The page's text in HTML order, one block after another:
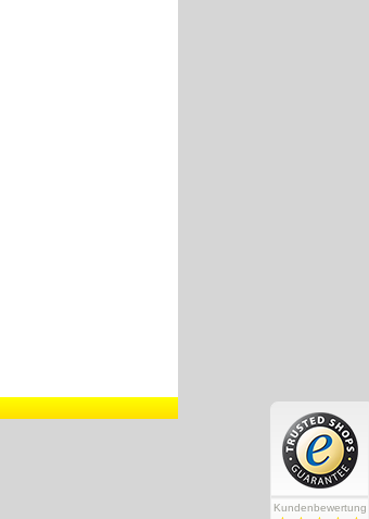
Kundenbewertung